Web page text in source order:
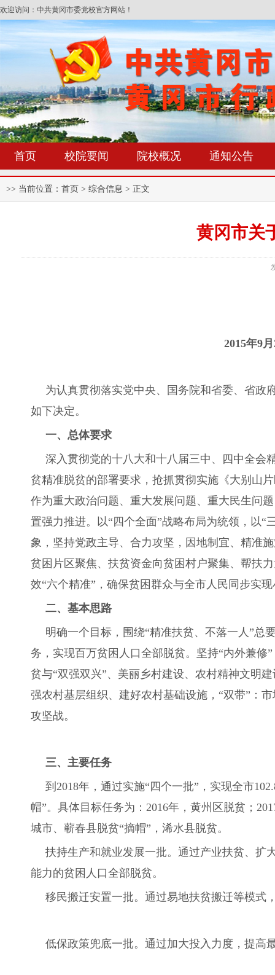
欢迎访问：中共黄冈市委党校官方网站！
首页 校院要闻 院校概况 通知公告
>> 当前位置： 首页 > 综合信息 > 正文
黄冈市关
2015年9
为认真贯彻落实党中央、国务院和省委、省政
如下决定。
一、总体要求
深入贯彻党的十八大和十八届三中、四中全会
贫精准脱贫的部署要求，抢抓贯彻实施《大别山
作为重大政治问题、重大发展问题、重大民生问
置强力推进。以“四个全面”战略布局为统领，以
象，坚持党政主导、合力攻坚，因地制宜、精准
贫困片区聚焦、扶贫资金向贫困村户聚集、帮扶
效“六个精准”，确保贫困群众与全市人民同步实
二、基本思路
明确一个目标，围绕“精准扶贫、不落一人”总
务，实现百万贫困人口全部脱贫。坚持“内外兼修
贫与“双强双兴”、美丽乡村建设、农村精神文明
强农村基层组织、建好农村基础设施，“双带”：
攻坚战。
三、主要任务
到2018年，通过实施“四个一批”，实现全市
帽”。具体目标任务为：2016年，黄州区脱贫；
城市、蕲春县脱贫“摘帽”，浠水县脱贫。
扶持生产和就业发展一批。通过产业扶贫、扩
能力的贫困人口全部脱贫。
移民搬迁安置一批。通过易地扶贫搬迁等模式
低保政策兜底一批。通过加大投入力度，提高